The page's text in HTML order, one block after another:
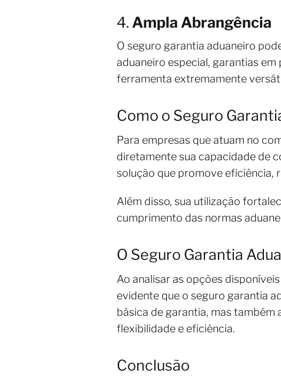
4. Ampla Abrangência
O seguro garantia aduaneiro
aduaneiro especial, garantias
ferramenta extremamente
Como o Seguro
Para empresas que atuam no
diretamente sua capacidade de
solução que promove eficiência,
Além disso, sua utilização
cumprimento das normas
O Seguro Garantia
Ao analisar as opções
evidente que o seguro garantia
básica de garantia, mas
flexibilidade e eficiência.
Conclusão